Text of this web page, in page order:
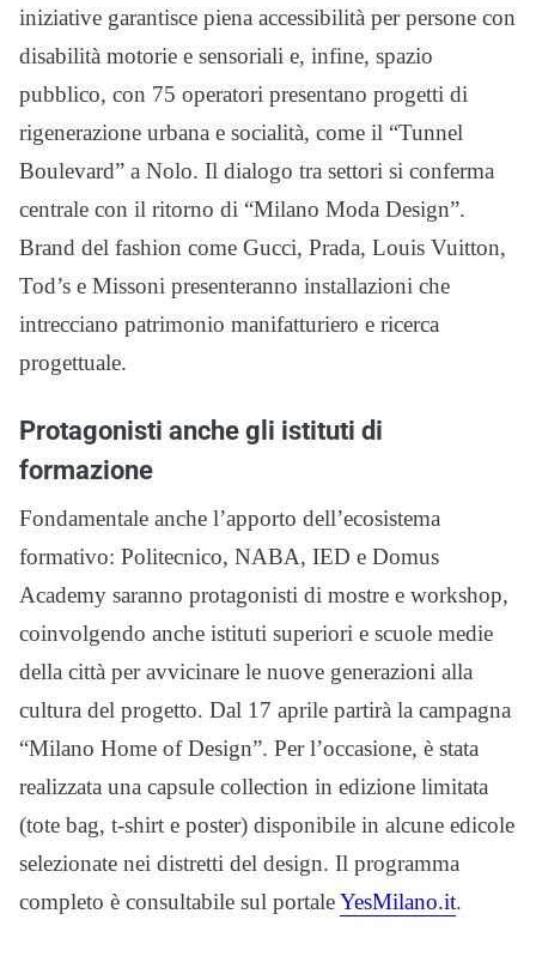
iniziative garantisce piena accessibilità per persone con
disabilità motorie e sensoriali e, infine, spazio
pubblico, con 75 operatori presentano progetti di
rigenerazione urbana e socialità, come il “Tunnel
Boulevard” a Nolo. Il dialogo tra settori si conferma
centrale con il ritorno di “Milano Moda Design”.
Brand del fashion come Gucci, Prada, Louis Vuitton,
Tod’s e Missoni presenteranno installazioni che
intrecciano patrimonio manifatturiero e ricerca
progettuale.
Protagonisti anche gli istituti di
formazione
Fondamentale anche l’apporto dell’ecosistema
formativo: Politecnico, NABA, IED e Domus
Academy saranno protagonisti di mostre e workshop,
coinvolgendo anche istituti superiori e scuole medie
della città per avvicinare le nuove generazioni alla
cultura del progetto. Dal 17 aprile partirà la campagna
“Milano Home of Design”. Per l’occasione, è stata
realizzata una capsule collection in edizione limitata
(tote bag, t-shirt e poster) disponibile in alcune edicole
selezionate nei distretti del design. Il programma
completo è consultabile sul portaleYesMilano.it.